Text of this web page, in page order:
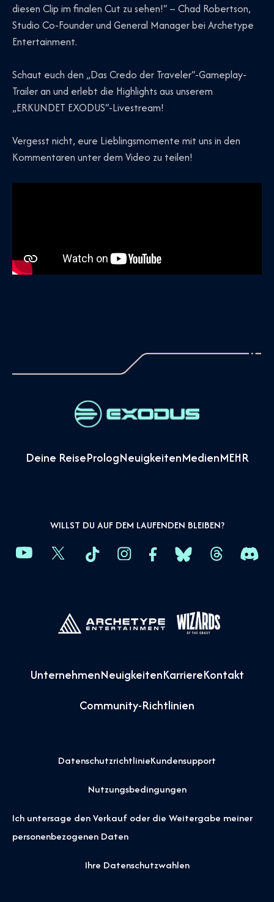
diesen Clip im finalen Cut zu sehen!“ – Chad Robertson,
Studio Co-Founder und General Manager bei Archetype
Entertainment.
Schaut euch den „Das Credo der Traveler“-Gameplay-
Trailer an und erlebt die Highlights aus unserem
„ERKUNDET EXODUS“-Livestream!
Vergesst nicht, eure Lieblingsmomente mit uns in den
Kommentaren unter dem Video zu teilen!
Deine ReisePrologNeuigkeitenMedienMEHR
WILLST DU AUF DEM LAUFENDEN BLEIBEN?
UnternehmenNeuigkeitenKarriereKontakt
Community-Richtlinien
DatenschutzrichtlinieKundensupport
Nutzungsbedingungen
Ich untersage den Verkauf oder die Weitergabe meiner
personenbezogenen Daten
Ihre Datenschutzwahlen